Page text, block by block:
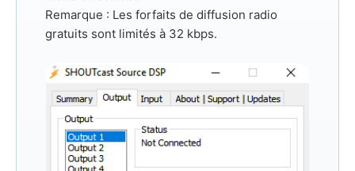
Remarque : Les forfaits de diffusion radio
gratuits sont limités à 32 kbps.